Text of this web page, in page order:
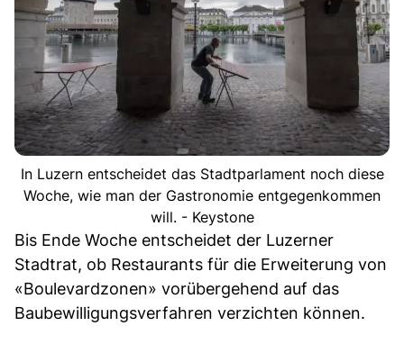
In Luzern entscheidet das Stadtparlament noch diese
Woche, wie man der Gastronomie entgegenkommen
will. - Keystone
Bis Ende Woche entscheidet der Luzerner
Stadtrat, ob Restaurants für die Erweiterung von
«Boulevardzonen» vorübergehend auf das
Baubewilligungsverfahren verzichten können.